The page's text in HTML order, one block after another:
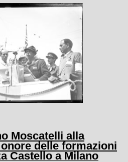
Moscatelli alla
delle formazioni
Castello a Milano